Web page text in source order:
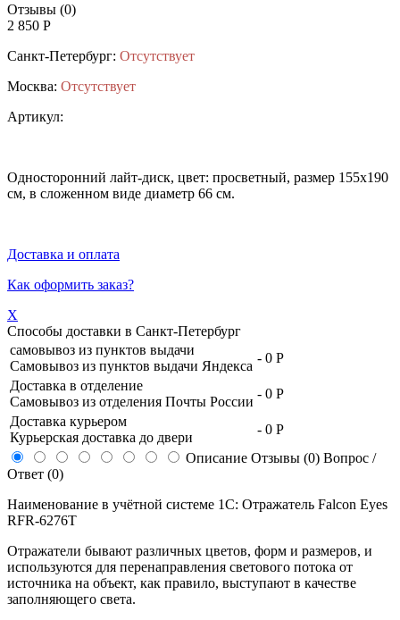
Отзывы (0)
2 850 Р
Санкт-Петербург: Отсутствует
Москва: Отсутствует
Артикул:
Односторонний лайт-диск, цвет: просветный, размер 155x190
см, в сложенном виде диаметр 66 см.
Доставка и оплата
Как оформить заказ?
X
Способы доставки в Санкт-Петербург
самовывоз из пунктов выдачи
Самовывоз из пунктов выдачи Яндекса
- 0 Р
Доставка в отделение
Самовывоз из отделения Почты России
- 0 Р
Доставка курьером
Курьерская доставка до двери
- 0 Р
Описание Отзывы (0) Вопрос /
Ответ (0)
Наименование в учётной системе 1С: Отражатель Falcon Eyes
RFR-6276T
Отражатели бывают различных цветов, форм и размеров, и
используются для перенаправления светового потока от
источника на объект, как правило, выступают в качестве
заполняющего света.